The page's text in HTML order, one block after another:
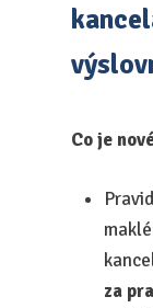
Co je
za